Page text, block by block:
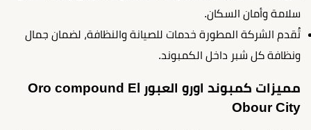
سلامة وأمان السكان.
تُقدم الشركة المطورة خدمات للصيانة والنظافة، لضمان جمال
ونظافة كل شبر داخل الكمبوند.
مميزات كمبوند اورو العبور Oro compound El
Obour City